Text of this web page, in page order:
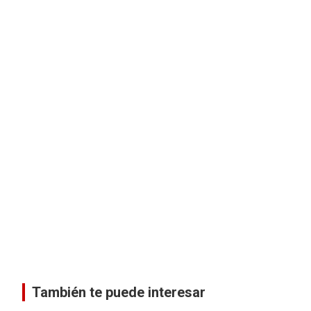
También te puede interesar